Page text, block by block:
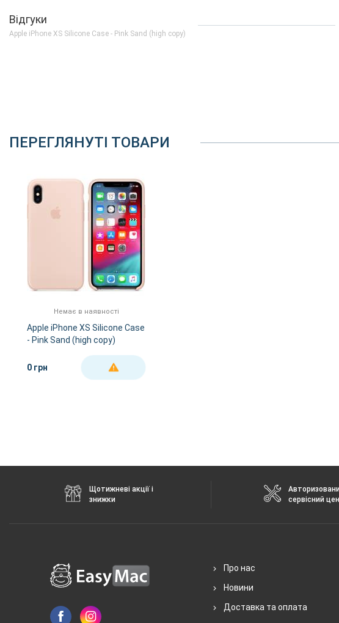
Відгуки
Apple iPhone XS Silicone Case - Pink Sand (high copy)
ПЕРЕГЛЯНУТІ ТОВАРИ
Немає в наявності
Apple iPhone XS Silicone Case
- Pink Sand (high copy)
0 грн ДЕТАЛЬНІШЕ
Щотижневі акції і
знижки
сервісний
Про нас
Новини
Доставка та оплата